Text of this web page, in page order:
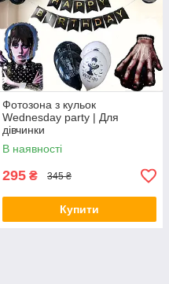
Фотозона з кульок
Wednesday party | Для
дівчинки
В наявності
295 ₴ 345 ₴
Купити